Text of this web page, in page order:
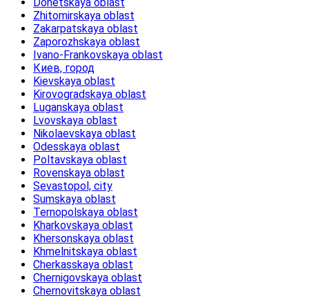
Zhitomirskaya oblast
Zakarpatskaya oblast
Zaporozhskaya oblast
Ivano-Frankovskaya oblast
Киев, город
Kievskaya oblast
Kirovogradskaya oblast
Luganskaya oblast
Lvovskaya oblast
Nikolaevskaya oblast
Odesskaya oblast
Poltavskaya oblast
Rovenskaya oblast
Sevastopol, city
Sumskaya oblast
Ternopolskaya oblast
Kharkovskaya oblast
Khersonskaya oblast
Khmelnitskaya oblast
Cherkasskaya oblast
Chernigovskaya oblast
Chernovitskaya oblast